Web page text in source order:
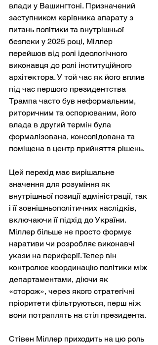
влади у Вашингтоні. Призначений
заступником керівника апарату з
питань політики та внутрішньої
безпеки у 2025 році, Міллер
перейшов від ролі ідеологічного
виконавця до ролі інституційного
архітектора. У той час як його вплив
під час першого президентства
Трампа часто був неформальним,
риторичним та оспорюваним, його
влада в другий термін була
формалізована, консолідована та
поміщена в центр прийняття рішень.
Цей перехід має вирішальне
значення для розуміння як
внутрішньої позиції адміністрації, так
і її зовнішньополітичних наслідків,
включаючи її підхід до України.
Міллер більше не просто формує
наративи чи розробляє виконавчі
укази на периферії. Тепер він
контролює координацію політики між
департаментами, діючи як
«сторож», через якого стратегічні
пріоритети фільтруються, перш ніж
вони потраплять на стіл президента.
Стівен Міллер приходить на цю роль